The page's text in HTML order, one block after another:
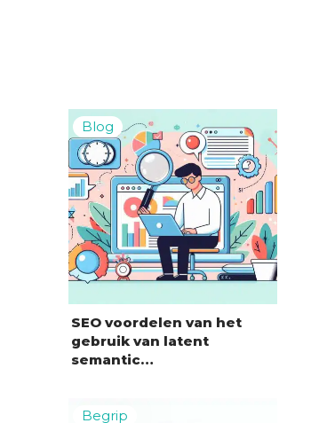
SEO voordelen van het
gebruik van latent
semantic…